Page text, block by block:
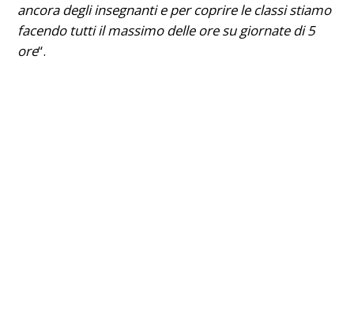
ancora degli insegnanti e per coprire le classi stiamo
facendo tutti il massimo delle ore su giornate di 5
ore“.